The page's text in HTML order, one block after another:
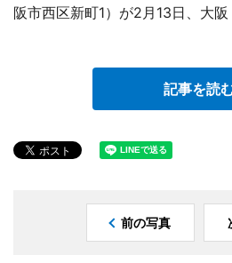
阪市西区新町1）が2月13日、大阪
記事を読
前の写真